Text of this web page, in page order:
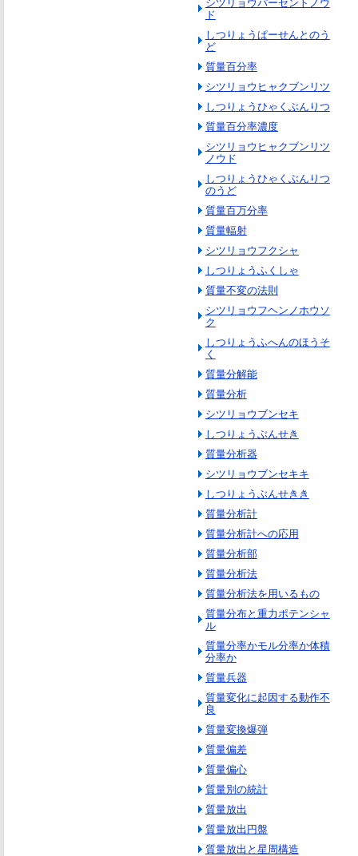
シツリョウパーセントノウ
ド
しつりょうぱーせんとのう
ど
質量百分率
シツリョウヒャクブンリツ
しつりょうひゃくぶんりつ
質量百分率濃度
シツリョウヒャクブンリツ
ノウド
しつりょうひゃくぶんりつ
のうど
質量百万分率
質量輻射
シツリョウフクシャ
しつりょうふくしゃ
質量不変の法則
シツリョウフヘンノホウソ
ク
しつりょうふへんのほうそ
く
質量分解能
質量分析
シツリョウブンセキ
しつりょうぶんせき
質量分析器
シツリョウブンセキキ
しつりょうぶんせきき
質量分析計
質量分析計への応用
質量分析部
質量分析法
質量分析法を用いるもの
質量分布と重力ポテンシャ
ル
質量分率かモル分率か体積
分率か
質量兵器
質量変化に起因する動作不
良
質量変換爆弾
質量偏差
質量偏心
質量別の統計
質量放出
質量放出円盤
質量放出と星周構造